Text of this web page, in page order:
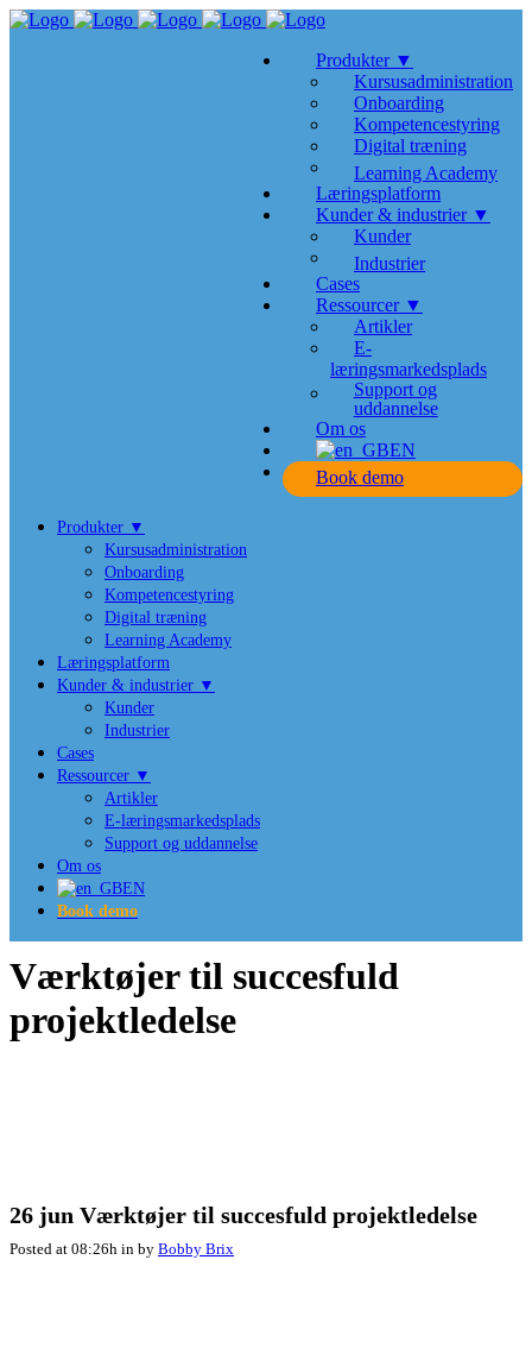
Produkter ▼
Kursusadministration
Onboarding
Kompetencestyring
Digital træning
Learning Academy
Læringsplatform
Kunder & industrier ▼
Kunder
Industrier
Cases
Ressourcer ▼
Artikler
E-
læringsmarkedsplads
Support og
uddannelse
Om os
EN
Book demo
Produkter ▼
Kursusadministration
Onboarding
Kompetencestyring
Digital træning
Learning Academy
Læringsplatform
Kunder & industrier ▼
Kunder
Industrier
Cases
Ressourcer ▼
Artikler
E-læringsmarkedsplads
Support og uddannelse
Om os
EN
Book demo
Værktøjer til succesfuld
projektledelse
26 jun Værktøjer til succesfuld projektledelse
Posted at 08:26h in by Bobby Brix